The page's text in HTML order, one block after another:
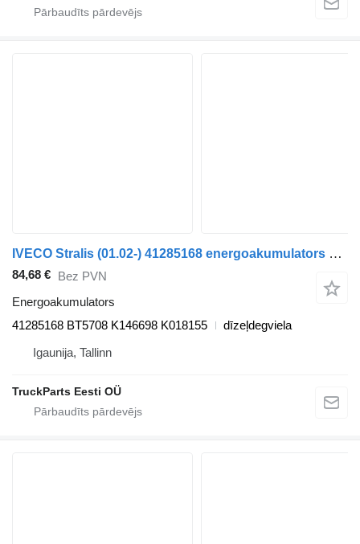
IVECO Stralis (01.02-) 41285168 energoakumulators paredzēts IVECO Stralis, Trakker (2002-) vilcēja
84,68 € Bez PVN
Energoakumulators
41285168 BT5708 K146698 K018155
dīzeļdegviela
Igaunija, Tallinn
TruckParts Eesti OÜ